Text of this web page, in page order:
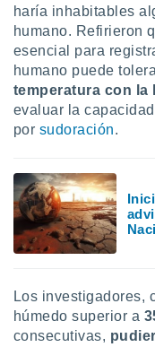
contenido
medir el
la
el
de
o a través
de
uso de
con el
e
haría inhabitables
humano. Refirieron
esencial para
humano puede
temperatura con la
evaluar la
por sudoración.
Los investigadores,
húmedo superior a
consecutivas,